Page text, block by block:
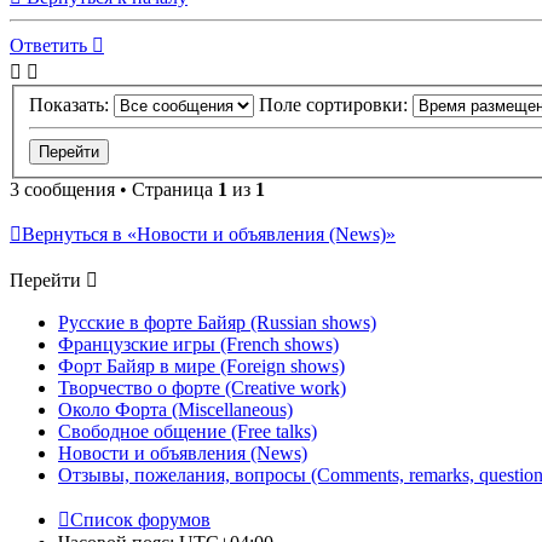
Ответить
Показать: Поле сортировки:
3 сообщения • Страница 1 из 1
Вернуться в «Новости и объявления (News)»
Перейти
Русские в форте Байяр (Russian shows)
Французские игры (French shows)
Форт Байяр в мире (Foreign shows)
Творчество о форте (Creative work)
Около Форта (Miscellaneous)
Свободное общение (Free talks)
Новости и объявления (News)
Отзывы, пожелания, вопросы (Comments, remarks,
Список форумов